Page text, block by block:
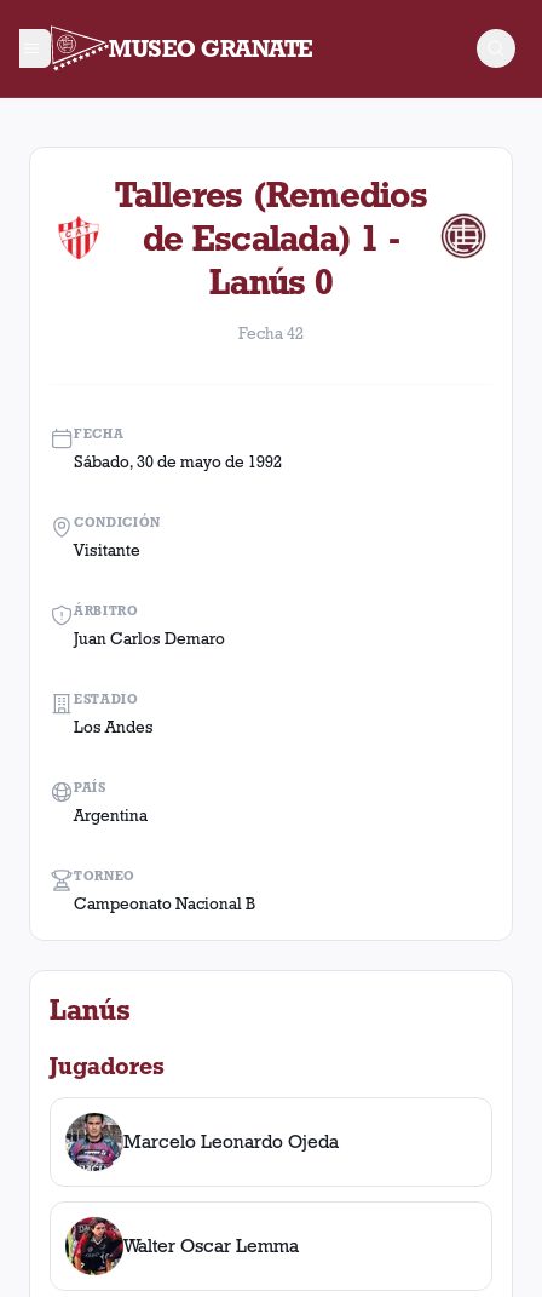
MUSEO GRANATE
Fecha 42. Partido entre Lanús y Talleres (Remedios de
Talleres (Remedios
de Escalada) 1 -
Lanús 0
Fecha 42
FECHA
Sábado, 30 de mayo de 1992
ÁRBITRO
Juan Carlos Demaro
TORNEO
Campeonato Nacional B
CONDICIÓN
Visitante
ESTADIO
Los Andes
PAÍS
Argentina
Lanús
Jugadores
Marcelo Leonardo Ojeda
Walter Oscar Lemma